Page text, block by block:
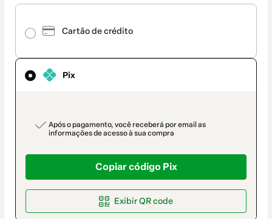
Cartão de crédito
Pix
payment_data.section_title_v2
Após o pagamento, você receberá por email as
informações de acesso à sua compra
Copiar código Pix
Exibir QR code
Pix
como
de
pagamento